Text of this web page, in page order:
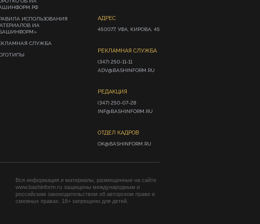
ИСПОЛЬЗОВАНИЯ
ИА
СЛУЖБА
АДРЕС
450077, УФА, КИРОВА, 45
РЕКЛАМНАЯ СЛУЖБА
(347) 250-11-11
ADV@BASHINFORM.RU
РЕДАКЦИЯ
(347) 250-07-28
INF@BASHINFORM.RU
ОТДЕЛ КАДРОВ
OK@BASHINFORM.RU
Вся информация и материалы, размещенные на сайте
www.bashinform.ru защищены международным и
российским законодательством об авторском праве и
смежных правах. 18+ запрещено для детей.